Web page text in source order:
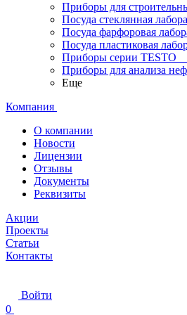
Приборы для
Посуда стеклянная
Посуда фарфоровая
Посуда пластиковая
Приборы серии TESTO
Приборы для анализа
Еще
Компания
О компании
Новости
Лицензии
Отзывы
Документы
Реквизиты
Акции
Проекты
Статьи
Контакты
Войти
0